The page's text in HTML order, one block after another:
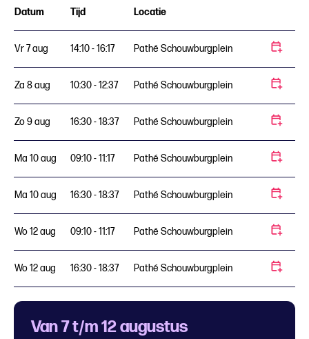
Datum Tijd Locatie
Vr 7 aug 14:10 - 16:17 Pathé Schouwburgplein
Za 8 aug 10:30 - 12:37 Pathé Schouwburgplein
Zo 9 aug 16:30 - 18:37 Pathé Schouwburgplein
Ma 10 aug 09:10 - 11:17 Pathé Schouwburgplein
Ma 10 aug 16:30 - 18:37 Pathé Schouwburgplein
Wo 12 aug 09:10 - 11:17 Pathé Schouwburgplein
Wo 12 aug 16:30 - 18:37 Pathé Schouwburgplein
Van 7 t/m 12 augustus